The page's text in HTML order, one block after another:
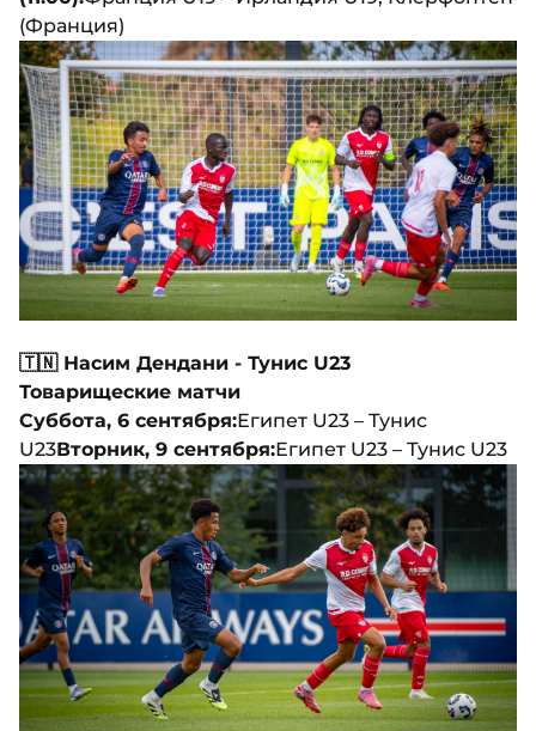
(Франция)
🇹🇳 Насим Дендани - Тунис U23
Товарищеские матчи
Суббота, 6 сентября:Египет U23 – Тунис
U23Вторник, 9 сентября:Египет U23 – Тунис U23